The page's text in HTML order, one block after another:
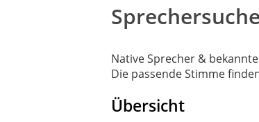
Sprechersuche
Native Sprecher &
Die passende Stimme
Übersicht